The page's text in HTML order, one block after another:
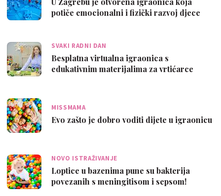
potiče emocionalni i fizički razvoj djece
SVAKI RADNI DAN
Besplatna virtualna igraonica s
edukativnim materijalima za vrtićarce
MISSMAMA
Evo zašto je dobro voditi dijete u igraonicu
NOVO ISTRAŽIVANJE
Loptice u bazenima pune su bakterija
povezanih s meningitisom i sepsom!